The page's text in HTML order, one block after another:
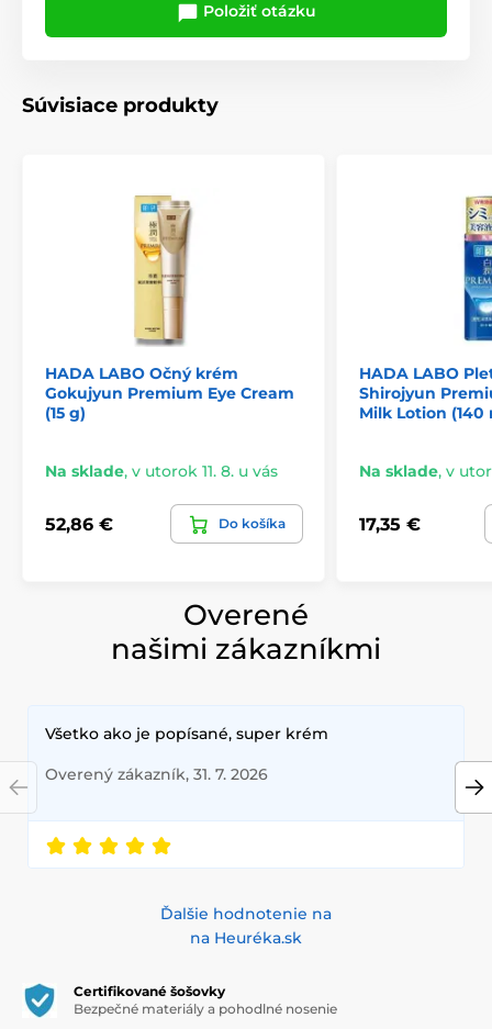
Položiť otázku
Súvisiace produkty
HADA LABO Očný krém
Gokujyun Premium Eye Cream
(15 g)
Na sklade, v utorok 11. 8. u vás
52,86 € Do košíka
HADA LABO
Shirojyun
Milk Lotion (140
Na sklade, v
17,35 €
Overené
našimi zákazníkmi
Všetko ako je popísané, super krém
Overený zákazník, 31. 7. 2026
Ďalšie hodnotenie na
na Heuréka.sk
Certifikované šošovky
Bezpečné materiály a pohodlné nosenie